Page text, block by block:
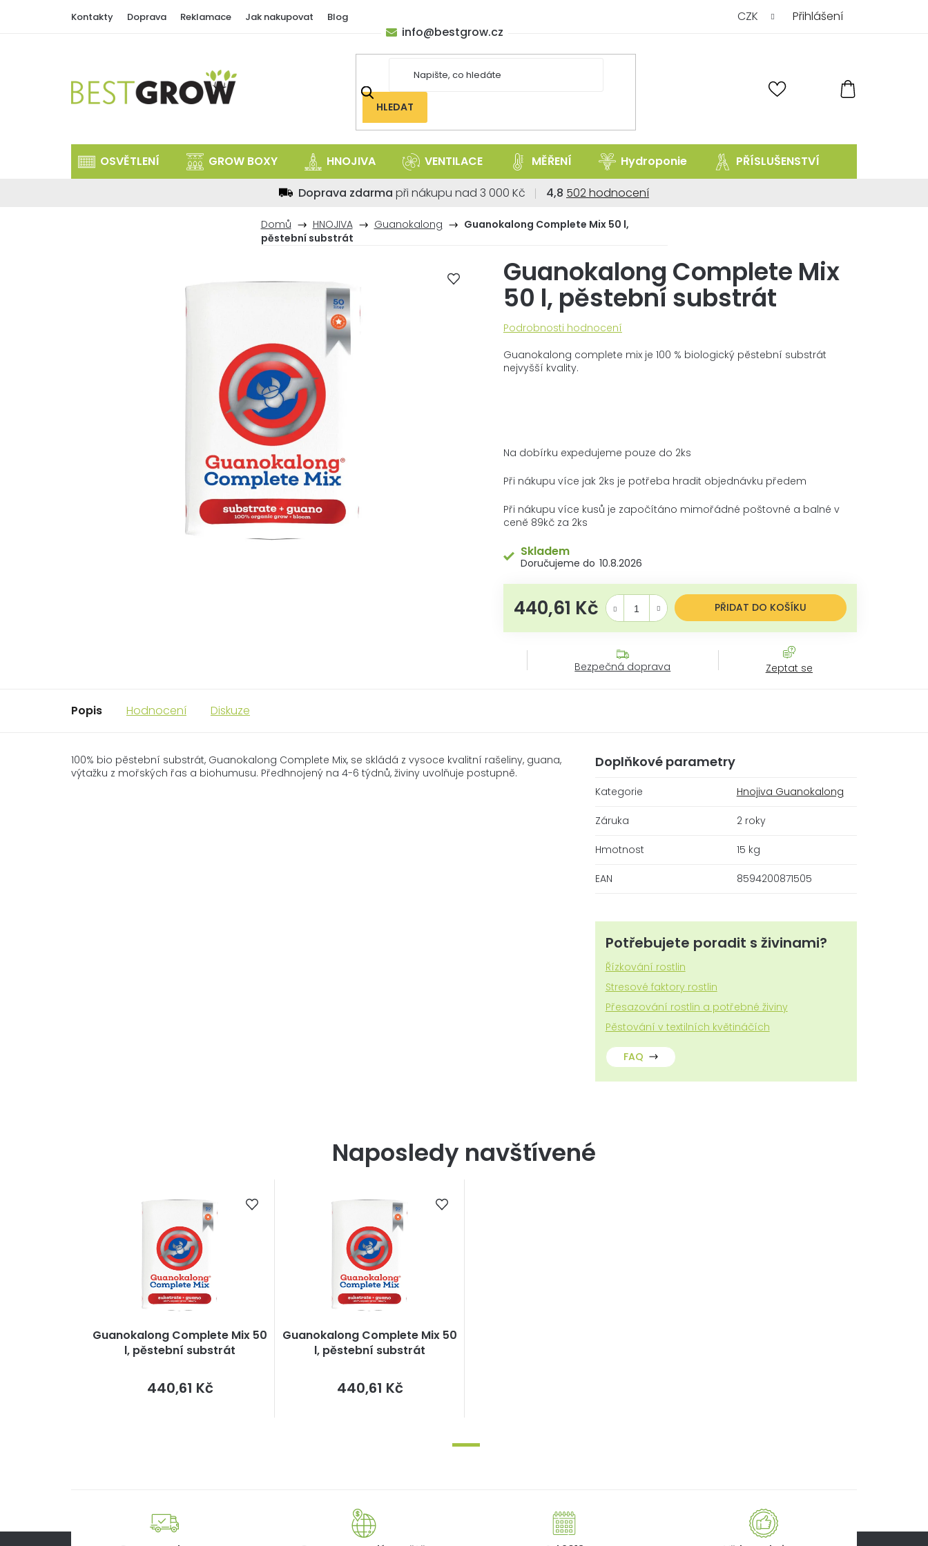
Kontakty Doprava Reklamace Jak nakupovat Blog CZK Přihlášení
HLEDAT
KOŠÍK
info@bestgrow.cz
OSVĚTLENÍ GROW BOXY HNOJIVA VENTILACE MĚŘENÍ Hydroponie PŘÍSLUŠENSTVÍ
Doprava zdarma při nákupu nad 3 000 Kč 4,8 Průměrné
obchodu
z
5
hvězdiček.
502 hodnocení
Domů HNOJIVA Guanokalong
Guanokalong Complete Mix 50 l,
pěstební substrát
Guanokalong Complete Mix
50 l, pěstební substrát
Průměrné
produktu
je
Podrobnosti hodnocení
Guanokalong complete mix je 100 % biologický pěstební substrát
nejvyšší kvality.
Na dobírku expedujeme pouze do 2ks
Při nákupu více jak 2ks je potřeba hradit objednávku předem
Při nákupu více kusů je započítáno mimořádné poštovné a balné v
ceně 89kč za 2ks
Skladem
10.8.2026
440,61 KčMěrná cena: PŘIDAT DO KOŠÍKU
Bezpečná doprava Zeptat se
Popis Hodnocení Diskuze
100% bio pěstební substrát, Guanokalong Complete Mix, se skládá z vysoce kvalitní rašeliny, guana,
výtažku z mořských řas a biohumusu. Předhnojený na 4-6 týdnů, živiny uvolňuje postupně.
Doplňkové parametry
Kategorie Hnojiva Guanokalong
Záruka 2 roky
Hmotnost 15 kg
EAN 8594200871505
Potřebujete poradit s živinami?
Řízkování rostlin
Stresové faktory rostlin
Přesazování rostlin a potřebné živiny
Pěstování v textilních květináčích
FAQ
Naposledy navštívené
Guanokalong Complete Mix 50
l, pěstební substrát
440,61 KčMěrná
cena:
Guanokalong Complete Mix 50
l, pěstební substrát
440,61 KčMěrná
cena: